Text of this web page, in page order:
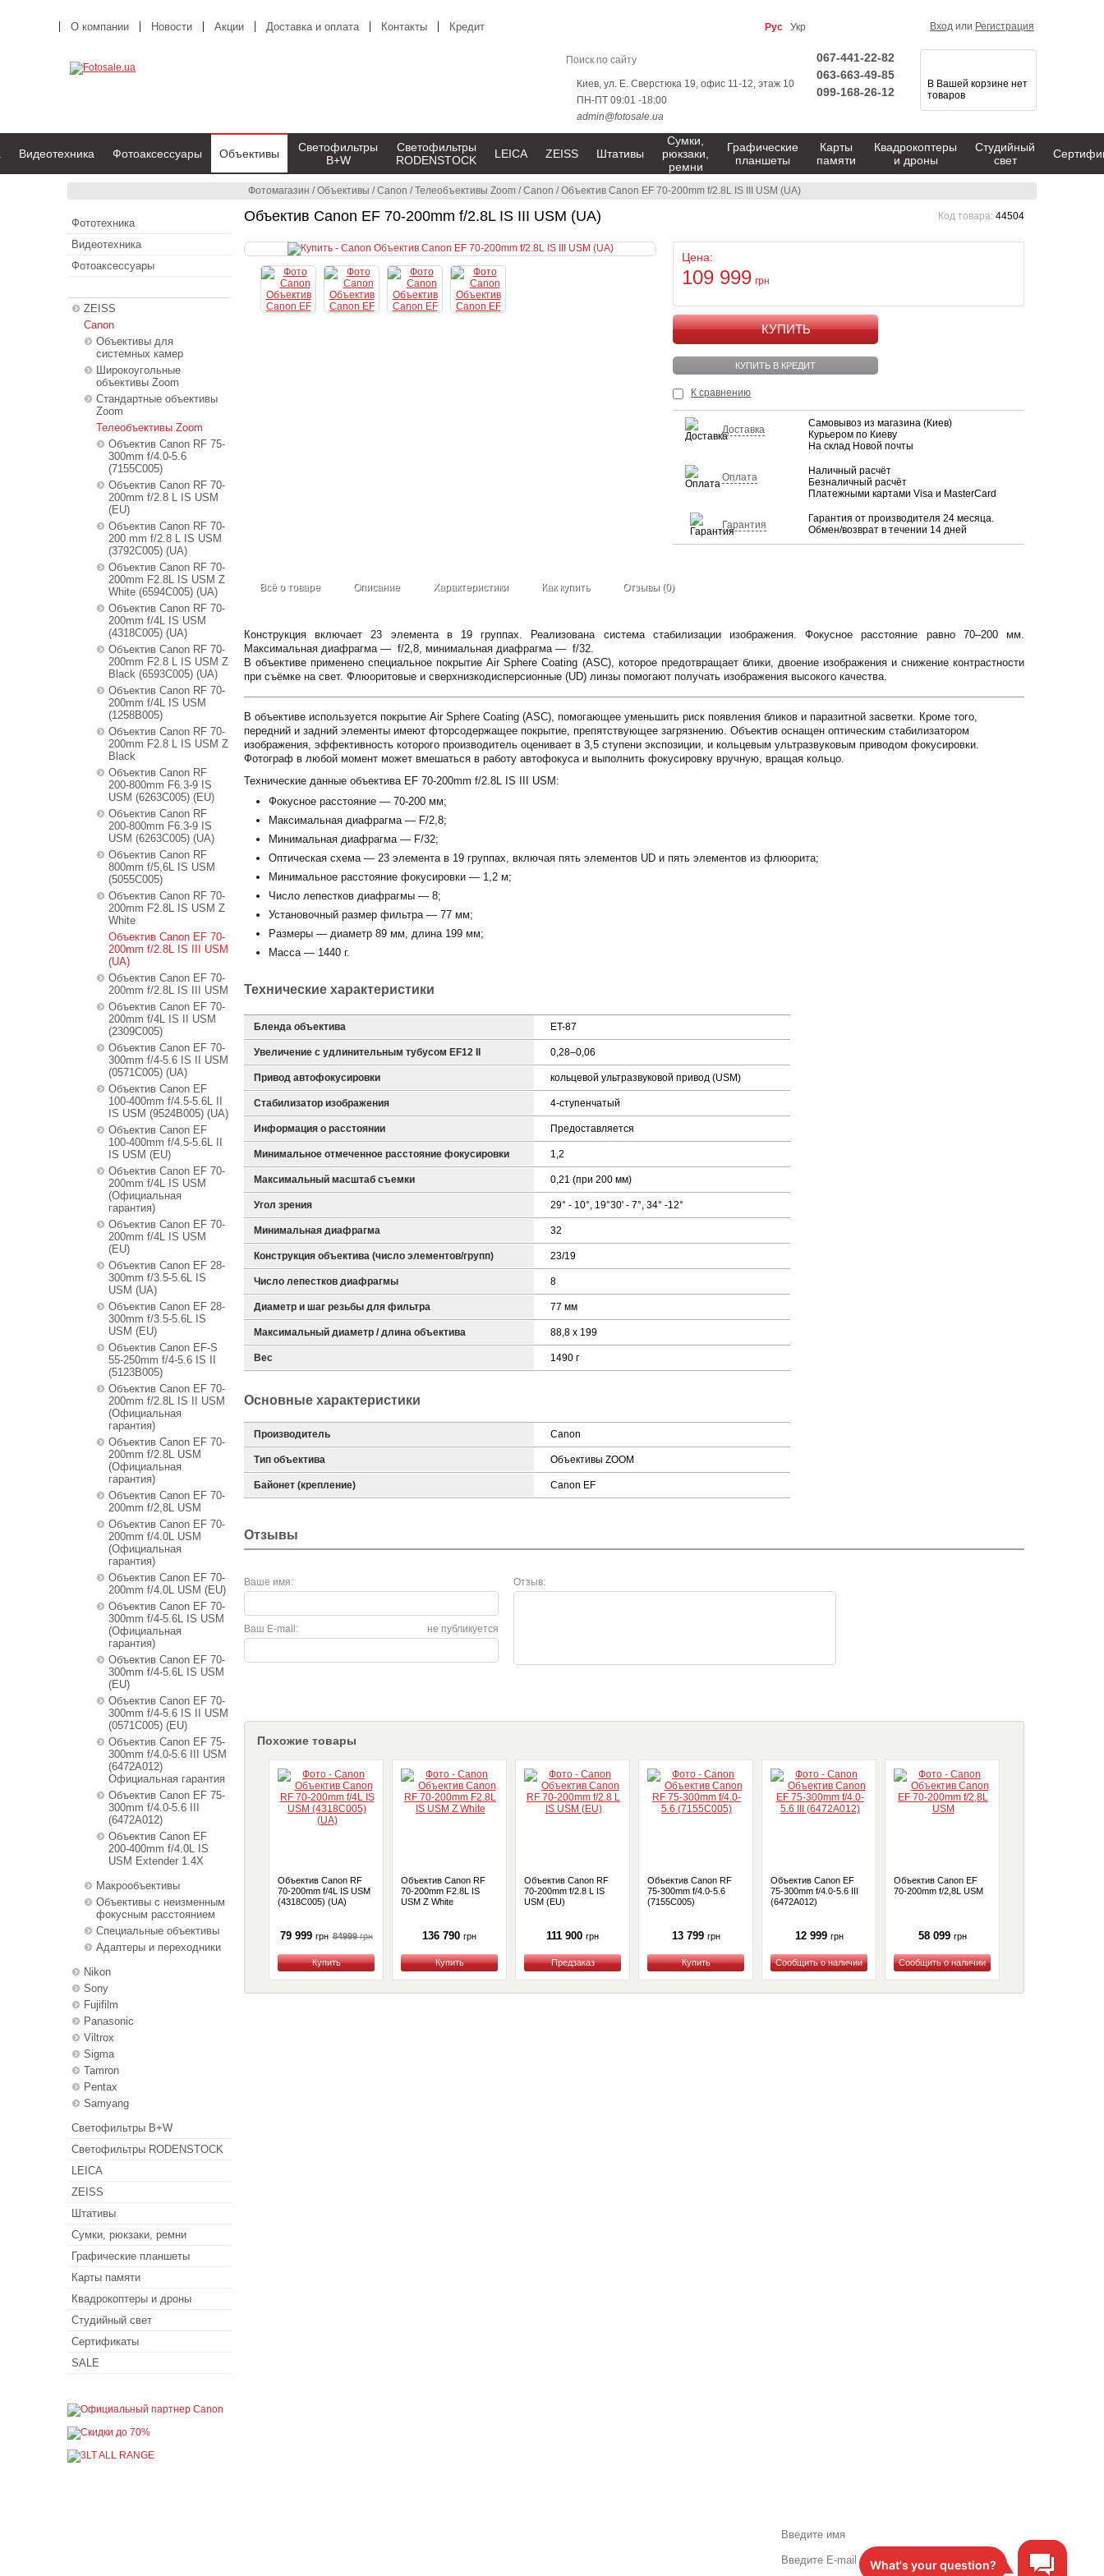
Фотомагазин /Объективы /Canon /Телеобъективы Zoom /Canon /Объектив Canon EF 70-200mm f/2.8L IS III USM (UA)
Объектив Canon EF 70-200mm f/2.8L IS III USM (UA) Код товара: 44504
Цена:
109 999 грн
КУПИТЬ
КУПИТЬ В КРЕДИТ
К сравнению
Доставка
Самовывоз из магазина (Киев)
Курьером по Киеву
На склад Новой почты
Оплата
Наличный расчёт
Безналичный расчёт
Платежными картами Visa и MasterCard
Гарантия
Гарантия от производителя 24 месяца.
Обмен/возврат в течении 14 дней
Всё о товаре Описание Характеристики Как купить Отзывы (0)
Конструкция включает 23 элемента в 19 группах. Реализована система стабилизации изображения. Фокусное расстояние равно 70–200 мм.
Максимальная диафрагма — f/2,8, минимальная диафрагма — f/32.
В объективе применено специальное покрытие Air Sphere Coating (ASC), которое предотвращает блики, двоение изображения и снижение контрастности
при съёмке на свет. Флюоритовые и сверхнизкодисперсионные (UD) линзы помогают получать изображения высокого качества.
В объективе используется покрытие Air Sphere Coating (ASC), помогающее уменьшить риск появления бликов и паразитной засветки. Кроме того,
передний и задний элементы имеют фторсодержащее покрытие, препятствующее загрязнению. Объектив оснащен оптическим стабилизатором
изображения, эффективность которого производитель оценивает в 3,5 ступени экспозиции, и кольцевым ультразвуковым приводом фокусировки.
Фотограф в любой момент может вмешаться в работу автофокуса и выполнить фокусировку вручную, вращая кольцо.
Технические данные объектива EF 70-200mm f/2.8L IS III USM:
Фокусное расстояние — 70-200 мм;
Максимальная диафрагма — F/2,8;
Минимальная диафрагма — F/32;
Оптическая схема — 23 элемента в 19 группах, включая пять элементов UD и пять элементов из флюорита;
Минимальное расстояние фокусировки — 1,2 м;
Число лепестков диафрагмы — 8;
Установочный размер фильтра — 77 мм;
Размеры — диаметр 89 мм, длина 199 мм;
Масса — 1440 г.
Технические характеристики
Бленда объектива ET-87
Увеличение с удлинительным тубусом EF12 II 0,28–0,06
Привод автофокусировки кольцевой ультразвуковой привод (USM)
Стабилизатор изображения 4-ступенчатый
Информация о расстоянии Предоставляется
Минимальное отмеченное расстояние фокусировки 1,2
Максимальный масштаб съемки 0,21 (при 200 мм)
Угол зрения 29° - 10°, 19°30' - 7°, 34° -12°
Минимальная диафрагма 32
Конструкция объектива (число элементов/групп) 23/19
Число лепестков диафрагмы 8
Диаметр и шаг резьбы для фильтра 77 мм
Максимальный диаметр / длина объектива 88,8 x 199
Вес 1490 г
Основные характеристики
Производитель Canon
Тип объектива Объективы ZOOM
Байонет (крепление) Canon EF
Отзывы
Ваше имя: Отзыв:
не публикуется
Ваш E-mail:
Похожие товары
Объектив Canon RF
70-200mm f/4L IS USM
(4318C005) (UA)
79 999 грн 84999грн
Купить
Объектив Canon RF
70-200mm F2.8L IS
USM Z White
136 790 грн
Купить
Объектив Canon RF
70-200mm f/2.8 L IS
USM (EU)
111 900 грн
Купить
Объектив Canon RF
75-300mm f/4.0-5.6
(7155C005)
13 799 грн
Купить
Объектив Canon EF
75-300mm f/4.0-5.6 III
(6472A012)
12 999 грн
Купить
Объектив Canon EF
70-200mm f/2,8L USM
58 099 грн
Купить
О компании Новости Акции Доставка и оплата Контакты Кредит Рус Укр Вход или Регистрация
Киев, ул. Е. Сверстюка 19, офис 11-12, этаж 10
ПН-ПТ 09:01 -18:00
admin@fotosale.ua
067-441-22-82
063-663-49-85
099-168-26-12
В Вашей корзине нет
товаров
Видеотехника Фотоаксессуары Объективы
Светофильтры
B+W
Светофильтры
RODENSTOCK
LEICA ZEISS Штативы
Сумки,
рюкзаки,
ремни
Графические
планшеты
Карты
памяти
Квадрокоптеры
и дроны
Студийный
свет
Фототехника
Видеотехника
Фотоаксессуары
ZEISS
Canon
Объективы для
системных камер
Широкоугольные
объективы Zoom
Стандартные объективы
Zoom
Телеобъективы Zoom
Объектив Canon RF 75-
300mm f/4.0-5.6
(7155C005)
Объектив Canon RF 70-
200mm f/2.8 L IS USM
(EU)
Объектив Canon RF 70-
200 mm f/2.8 L IS USM
(3792C005) (UA)
Объектив Canon RF 70-
200mm F2.8L IS USM Z
White (6594C005) (UA)
Объектив Canon RF 70-
200mm f/4L IS USM
(4318C005) (UA)
Объектив Canon RF 70-
200mm F2.8 L IS USM Z
Black (6593C005) (UA)
Объектив Canon RF 70-
200mm f/4L IS USM
(1258B005)
Объектив Canon RF 70-
200mm F2.8 L IS USM Z
Black
Объектив Canon RF
200-800mm F6.3-9 IS
USM (6263C005) (EU)
Объектив Canon RF
200-800mm F6.3-9 IS
USM (6263C005) (UA)
Объектив Canon RF
800mm f/5,6L IS USM
(5055C005)
Объектив Canon RF 70-
200mm F2.8L IS USM Z
White
Объектив Canon EF 70-
200mm f/2.8L IS III USM
(UA)
Объектив Canon EF 70-
200mm f/2.8L IS III USM
Объектив Canon EF 70-
200mm f/4L IS II USM
(2309C005)
Объектив Canon EF 70-
300mm f/4-5.6 IS II USM
(0571C005) (UA)
Объектив Canon EF
100-400mm f/4.5-5.6L II
IS USM (9524B005) (UA)
Объектив Canon EF
100-400mm f/4.5-5.6L II
IS USM (EU)
Объектив Canon EF 70-
200mm f/4L IS USM
(Официальная
гарантия)
Объектив Canon EF 70-
200mm f/4L IS USM
(EU)
Объектив Canon EF 28-
300mm f/3.5-5.6L IS
USM (UA)
Объектив Canon EF 28-
300mm f/3.5-5.6L IS
USM (EU)
Объектив Canon EF-S
55-250mm f/4-5.6 IS II
(5123B005)
Объектив Canon EF 70-
200mm f/2.8L IS II USM
(Официальная
гарантия)
Объектив Canon EF 70-
200mm f/2.8L USM
(Официальная
гарантия)
Объектив Canon EF 70-
200mm f/2,8L USM
Объектив Canon EF 70-
200mm f/4.0L USM
(Официальная
гарантия)
Объектив Canon EF 70-
200mm f/4.0L USM (EU)
Объектив Canon EF 70-
300mm f/4-5.6L IS USM
(Официальная
гарантия)
Объектив Canon EF 70-
300mm f/4-5.6L IS USM
(EU)
Объектив Canon EF 70-
300mm f/4-5.6 IS II USM
(0571C005) (EU)
Объектив Canon EF 75-
300mm f/4.0-5.6 III USM
(6472A012)
Официальная гарантия
Объектив Canon EF 75-
300mm f/4.0-5.6 III
(6472A012)
Объектив Canon EF
200-400mm f/4.0L IS
USM Extender 1.4X
Макрообъективы
Объективы с неизменным
фокусным расстоянием
Специальные объективы
Адаптеры и переходники
Nikon
Sony
Fujifilm
Panasonic
Viltrox
Sigma
Tamron
Pentax
Samyang
Светофильтры B+W
Светофильтры RODENSTOCK
LEICA
ZEISS
Штативы
Сумки, рюкзаки, ремни
Графические планшеты
Карты памяти
Квадрокоптеры и дроны
Студийный свет
Сертификаты
SALE